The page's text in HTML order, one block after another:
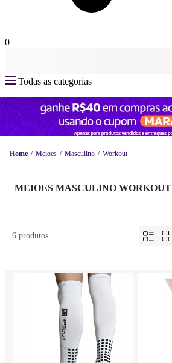
0
Todas as categorias
Home Meioes Masculino Workout
MEIOES MASCULINO WORKOUT
6 produtos